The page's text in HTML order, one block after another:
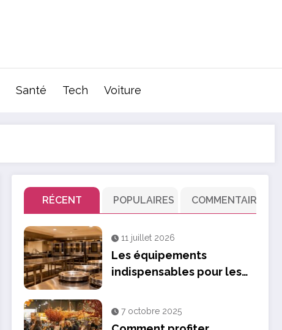
Santé Tech Voiture
RÉCENT POPULAIRES COMMENTAIRE
11 juillet 2026
Les équipements
indispensables pour les
7 octobre 2025